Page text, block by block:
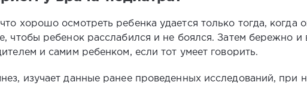
хорошо осмотреть ребенка удается только тогда, когда
чтобы ребенок расслабился и не боялся. Затем бережно и
и самим ребенком, если тот умеет говорить.
изучает данные ранее проведенных исследований, при